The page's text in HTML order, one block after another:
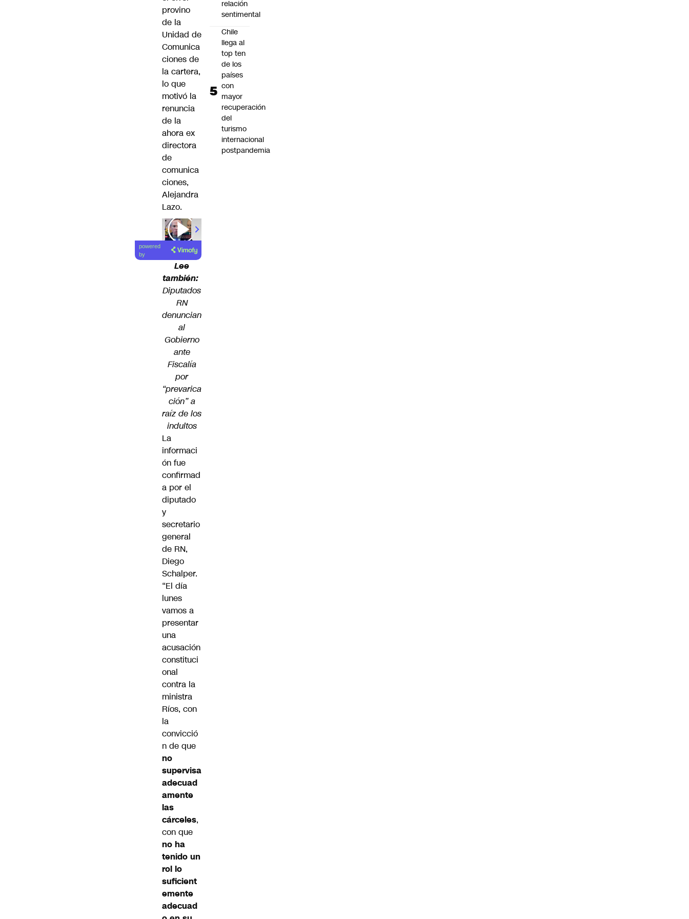
provino
de la
Unidad de
Comunica
ciones de
la cartera,
lo que
motivó la
renuncia
de la
ahora ex
directora
de
comunica
ciones,
Alejandra
Lazo.
powered
by
Lee
también:
Diputados
RN
denuncian
al
Gobierno
ante
Fiscalía
por
“prevarica
ción” a
raíz de los
indultos
La
informaci
ón fue
confirmad
a por el
diputado
y
secretario
general
de RN,
Diego
Schalper.
“El día
lunes
vamos a
presentar
una
acusación
constituci
onal
contra la
ministra
Ríos, con
la
convicció
n de que
no
supervisa
adecuad
amente
las
cárceles,
con que
no ha
tenido un
rol lo
suficient
emente
adecuad
relación
sentimental
Chile
llega al
top ten
de los
países
con
mayor
recuperación
del
turismo
internacional
postpandemia